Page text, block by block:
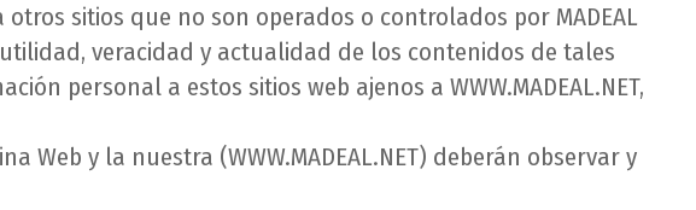
sitios que no son operados o controlados por MADEAL
veracidad y actualidad de los contenidos de tales
personal a estos sitios web ajenos a WWW.MADEAL.NET,
y la nuestra (WWW.MADEAL.NET) deberán observar y